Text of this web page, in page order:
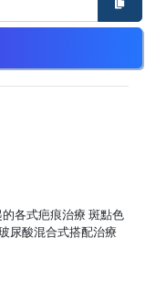
各式疤痕治療 斑點色
尿酸混合式搭配治療